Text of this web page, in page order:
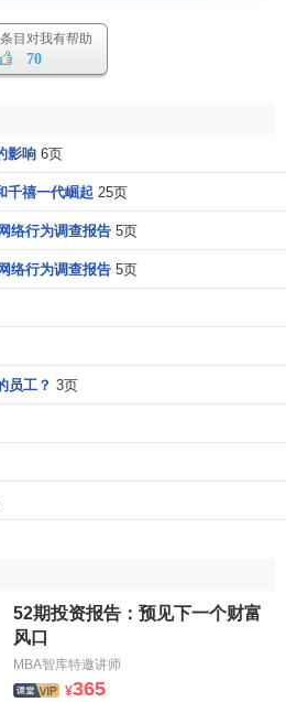
和流行文化编织的全新世界面
图向老一辈解释自己的理想蓝
娱自乐、游刃有余。事实上，我
最早感受到“千禧一代”的“文化反
可的走红。
板工作时间
公开喊出“我付出，你付钱”的口
头到尾完成一件事情，因为要千
兴趣和承诺非常难；千禧一代服
讨厌加班，明明资历很浅却总嫌
绩就想快速升迁，千禧一代习惯
旋风般崛起。
[1]
目对我有帮助
70
影响 6页
千禧一代崛起 25页
络行为调查报告 5页
络行为调查报告 5页
员工？ 3页
52期投资报告：预见下一个财富
风口
MBA智库特邀讲师
¥365